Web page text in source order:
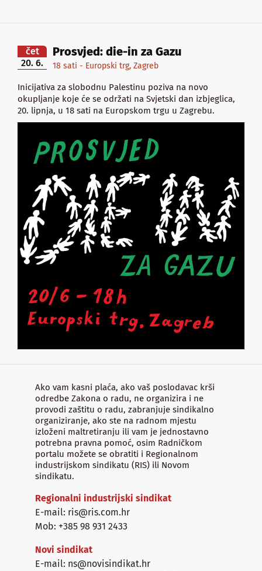
čet
20. 6.
Prosvjed: die-in za Gazu
18 sati - Europski trg, Zagreb
Inicijativa za slobodnu Palestinu poziva na novo
okupljanje koje će se održati na Svjetski dan izbjeglica,
20. lipnja, u 18 sati na Europskom trgu u Zagrebu.
Ako vam kasni plaća, ako vaš poslodavac krši
odredbe Zakona o radu, ne organizira i ne
provodi zaštitu o radu, zabranjuje sindikalno
organiziranje, ako ste na radnom mjestu
izloženi maltretiranju ili vam je jednostavno
potrebna pravna pomoć, osim Radničkom
portalu možete se obratiti i Regionalnom
industrijskom sindikatu (RIS) ili Novom
sindikatu.
Regionalni industrijski sindikat
E-mail: ris@ris.com.hr
Mob: +385 98 931 2433
Novi sindikat
E-mail: ns@novisindikat.hr